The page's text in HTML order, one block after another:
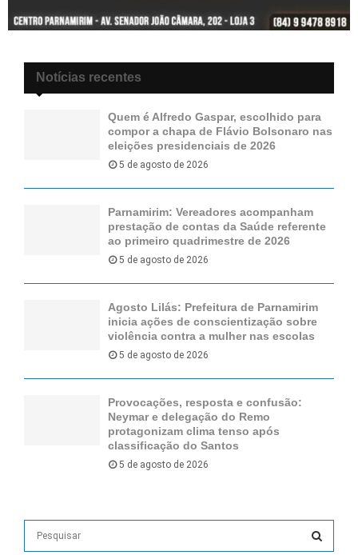
Notícias recentes
Quem é Alfredo Gaspar, escolhido para
compor a chapa de Flávio Bolsonaro nas
eleições presidenciais de 2026
5 de agosto de 2026
Parnamirim: Vereadores acompanham
prestação de contas da Saúde referente
ao primeiro quadrimestre de 2026
5 de agosto de 2026
Agosto Lilás: Prefeitura de Parnamirim
inicia ações de conscientização sobre
violência contra a mulher nas escolas
5 de agosto de 2026
Provocações, resposta e confusão:
Neymar e delegação do Remo
protagonizam clima tenso após
classificação do Santos
5 de agosto de 2026